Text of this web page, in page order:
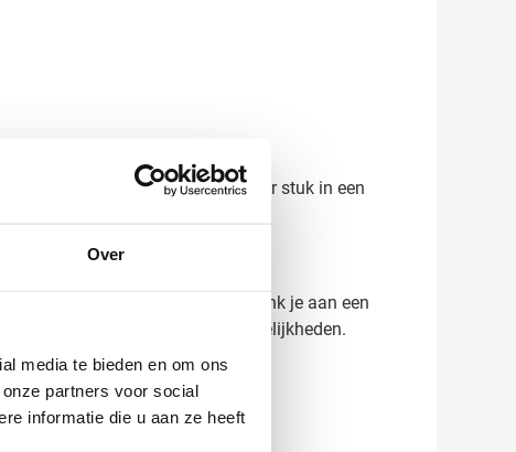
Over
media te bieden en om ons
partners voor social
informatie die u aan ze heeft
Deze fotolijsten worden per stuk in een
wat je kunt verwachten. Denk je aan een
adviseren je graag over de mogelijkheden.